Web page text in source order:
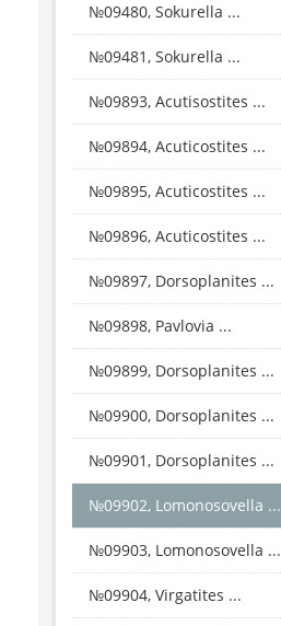
№09480, Sokurella ...
№09481, Sokurella ...
№09893, Acutisostites ...
№09894, Acuticostites ...
№09895, Acuticostites ...
№09896, Acuticostites ...
№09897, Dorsoplanites ...
№09898, Pavlovia ...
№09899, Dorsoplanites ...
№09900, Dorsoplanites ...
№09901, Dorsoplanites ...
№09902, Lomonosovella ...
№09903, Lomonosovella ...
№09904, Virgatites ...